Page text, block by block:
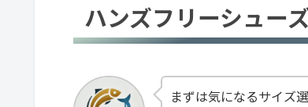
ハンズフリーシュー
まずは気になるサイズ選